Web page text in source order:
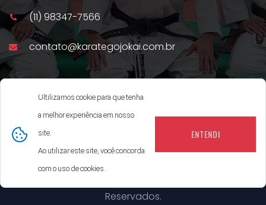
(11) 98347-7566
contato@karategojokai.com.br
Reservados.
Ultilizamos cookie para que tenha
a melhor experiência em nosso
site.
Ao utilizar este site, você concorda
com o uso de cookies.
ENTENDI